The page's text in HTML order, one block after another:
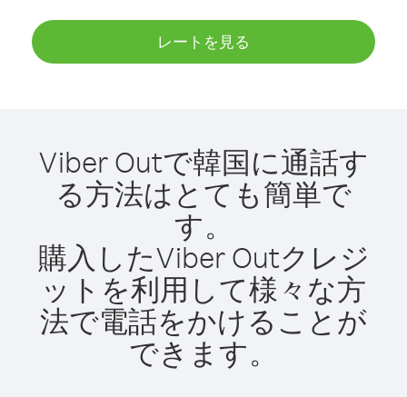
レートを見る
Viber Outで韓国に通話す
る方法はとても簡単で
す。
購入したViber Outクレジ
ットを利用して様々な方
法で電話をかけることが
できます。